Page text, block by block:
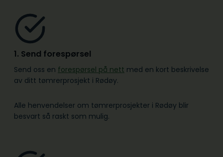
1. Send forespørsel
Send oss en forespørsel på nett med en kort beskrivelse
av ditt tømrerprosjekt i Rødøy.
Alle henvendelser om tømrerprosjekter i Rødøy blir
besvart så raskt som mulig.